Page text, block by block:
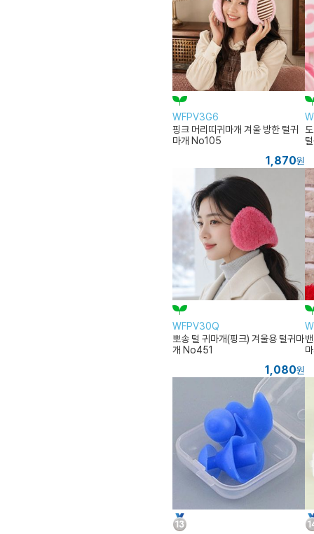
WFPV3G6
핑크 머리띠귀마개 겨울 방한 털귀
마개 No105
1,870원
WFPV30Q
뽀송 털 귀마개(핑크) 겨울용 털귀마
개 No451
1,080원